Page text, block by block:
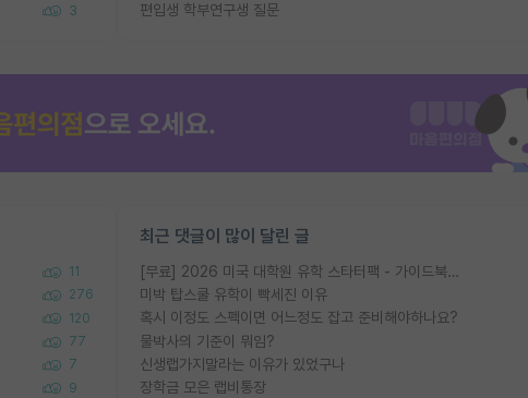
3 편입생 학부연구생 질문
11
276
120
77
7
9
최근 댓글이 많이 달린 글
[무료] 2026 미국 대학원 유학 스타터팩 - 가이드북 & 합격자 컨택메일 템플릿
미박 탑스쿨 유학이 빡세진 이유
혹시 이정도 스펙이면 어느정도 잡고 준비해야하나요?
물박사의 기준이 뭐임?
신생랩가지말라는 이유가 있었구나
장학금 모은 랩비통장